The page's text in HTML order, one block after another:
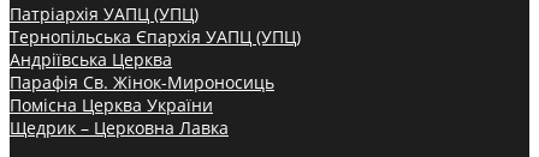
Патріархія УАПЦ (УПЦ)
Тернопільська Єпархія УАПЦ (УПЦ)
Андріївська Церква
Парафія Св. Жінок-Мироносиць
Помісна Церква України
Щедрик – Церковна Лавка